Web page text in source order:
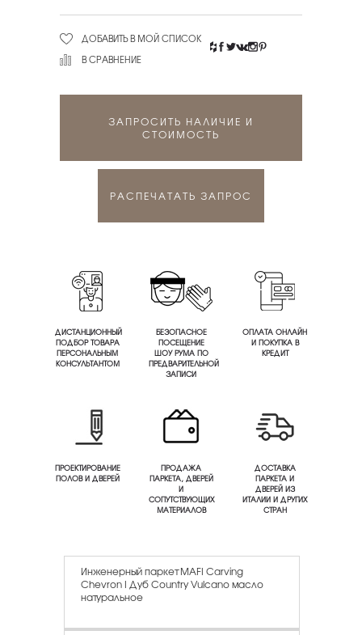
ДОБАВИТЬ В МОЙ СПИСОК
В СРАВНЕНИЕ
ЗАПРОСИТЬ НАЛИЧИЕ И
СТОИМОСТЬ
РАСПЕЧАТАТЬ ЗАПРОС
ДИСТАНЦИОННЫЙ
ПОДБОР ТОВАРА
ПЕРСОНАЛЬНЫМ
КОНСУЛЬТАНТОМ
БЕЗОПАСНОЕ
ПОСЕЩЕНИЕ
ШОУ РУМА ПО
ПРЕДВАРИТЕЛЬНОЙ
ЗАПИСИ
ОПЛАТА ОНЛАЙН
И ПОКУПКА В
КРЕДИТ
ПРОЕКТИРОВАНИЕ
ПОЛОВ И ДВЕРЕЙ
ПРОДАЖА
ПАРКЕТА, ДВЕРЕЙ
И
СОПУТСТВУЮЩИХ
МАТЕРИАЛОВ
ДОСТАВКА
ПАРКЕТА И
ДВЕРЕЙ ИЗ
ИТАЛИИ И ДРУГИХ
СТРАН
Инженерный паркет MAFI Carving
Chevron I Дуб Country Vulcano масло
натуральное